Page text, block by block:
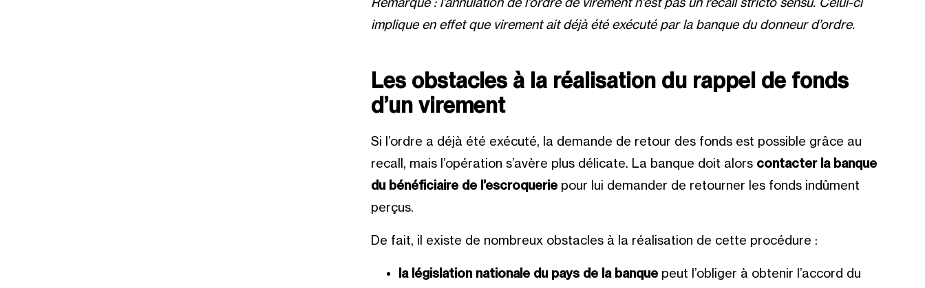
Remarque : l’annulation de l’ordre de virement n’est pas un recall stricto sensu. Celui-ci
implique en effet que virement ait déjà été exécuté par la banque du donneur d’ordre.
Les obstacles à la réalisation du rappel de fonds
d’un virement
Si l’ordre a déjà été exécuté, la demande de retour des fonds est possible grâce au
recall, mais l’opération s’avère plus délicate. La banque doit alors contacter la banque
du bénéficiaire de l’escroqueriepour lui demander de retourner les fonds indûment
perçus.
De fait, il existe de nombreux obstacles à la réalisation de cette procédure :
la législation nationale du pays de la banquepeut l’obliger à obtenir l’accord du